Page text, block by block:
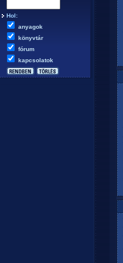
Hol:
anyagok
könyvtár
fórum
kapcsolatok